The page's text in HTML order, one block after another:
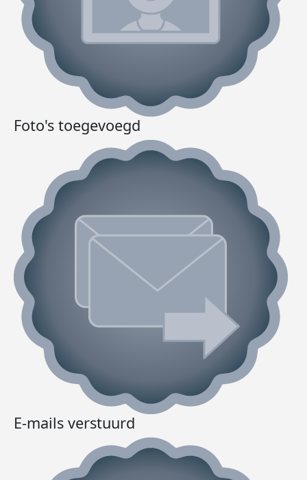
Foto's toegevoegd
E-mails verstuurd